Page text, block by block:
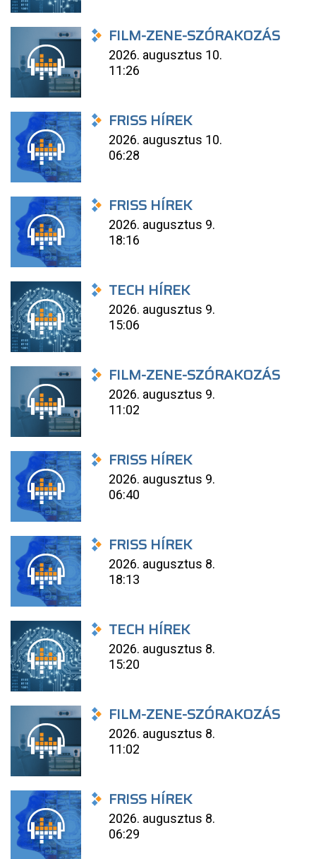
FILM-ZENE-SZÓRAKOZÁS
2026. augusztus 10.
11:26
FRISS HÍREK
2026. augusztus 10.
06:28
FRISS HÍREK
2026. augusztus 9.
18:16
TECH HÍREK
2026. augusztus 9.
15:06
FILM-ZENE-SZÓRAKOZÁS
2026. augusztus 9.
11:02
FRISS HÍREK
2026. augusztus 9.
06:40
FRISS HÍREK
2026. augusztus 8.
18:13
TECH HÍREK
2026. augusztus 8.
15:20
FILM-ZENE-SZÓRAKOZÁS
2026. augusztus 8.
11:02
FRISS HÍREK
2026. augusztus 8.
06:29